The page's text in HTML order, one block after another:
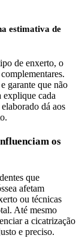
estimativa de
de enxerto, o
garante que não
explique cada
dá aos
os
que
afetam
ou técnicas
Até mesmo
a cicatrização
e preciso.